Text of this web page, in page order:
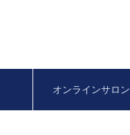
オンラインサロン